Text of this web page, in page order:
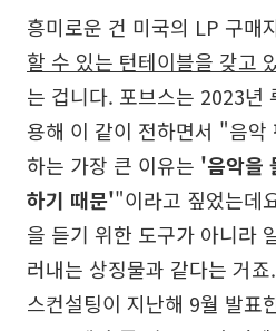
흥미로운 건 미국의 LP 구매
할 수 있는 턴테이블을 갖고
는 겁니다. 포브스는 2023년
용해 이 같이 전하면서 "음악
하는 가장 큰 이유는 '음악을
하기 때문'"이라고 짚었는데
을 듣기 위한 도구가 아니라
러내는 상징물과 같다는 거
스컨설팅이 지난해 9월 발표